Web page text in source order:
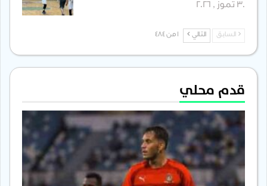
30 تموز , 2026
السابق التالي
قدم محلي